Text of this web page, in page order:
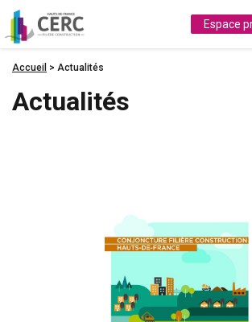
Espace
Accueil > Actualités
Actualités
Panneau de gestion des cookies